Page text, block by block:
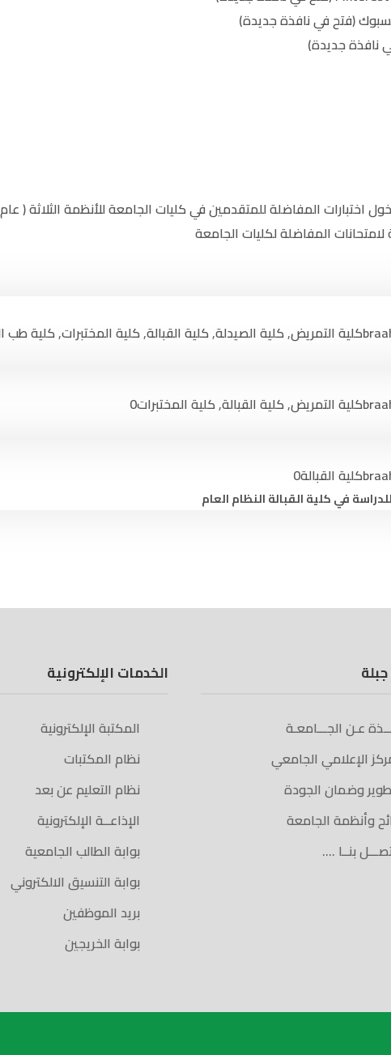
(فتح في نافذة جديدة)
نافذة جديدة)
اختبارات المفاضلة للمتقدمين في كليات الجامعة للأنظمة الثلاثة (
لامتحانات المفاضلة لكليات الجامعة
كلية التمريض,كلية الصيدلة,كلية القبالة,كلية المختبرات,كلية طب
كلية التمريض,كلية القبالة,كلية المختبرات0
كلية القبالة0
في كلية القبالة النظام العام
عـن الجـــامعـة
الإعلامي الجامعي
وضمان الجودة
وأنظمة الجامعة
بنــا ….
الخدمات الإلكترونية
المكتبة الإلكترونية
نظام المكتبات
نظام التعليم عن بعد
الإذاعــة الإلكترونية
بوابة الطالب الجامعية
بوابة التنسيق الالكتروني
بريد الموظفين
بوابة الخريجين